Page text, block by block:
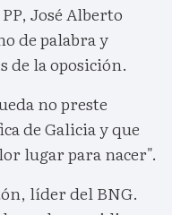
José Alberto
de palabra y
de la oposición.
no preste
de Galicia y que
lugar para nacer".
líder del BNG.